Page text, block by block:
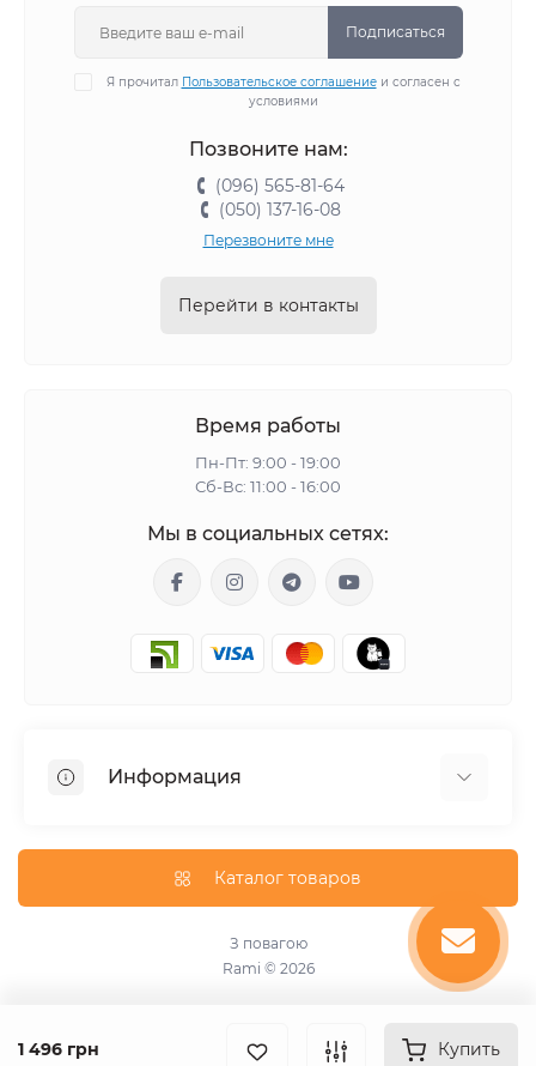
1 496 грн Купить
Подписаться
Я прочитал Пользовательское соглашениеи согласен с
условиями
Позвоните нам:
(096) 565-81-64
(050) 137-16-08
Перезвоните мне
Перейти в контакты
Время работы
Пн-Пт: 9:00 - 19:00
Сб-Вс: 11:00 - 16:00
Мы в социальных сетях:
Информация
О магазине
Связаться с нами
Каталог товаров
З повагою
Rami © 2026